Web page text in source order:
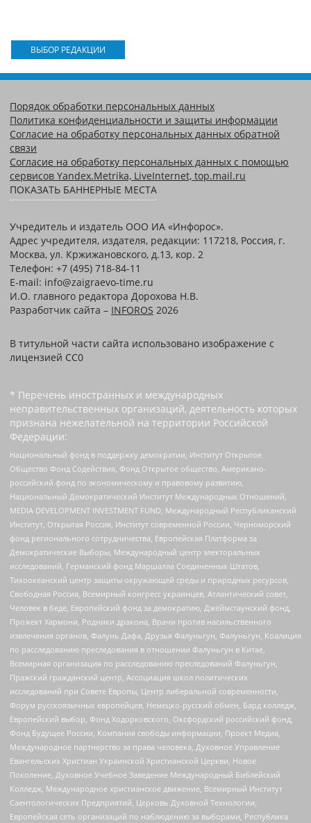
ВЫБОР РЕДАКЦИИ
Порядок обработки персональных данных
Политика конфиденциальности и защиты информации
Согласие на обработку персональных данных обратной
связи
Согласие на обработку персональных данных с помощью
сервисов Yandex.Metrika, LiveInternet, top.mail.ru
ПОКАЗАТЬ БАННЕРНЫЕ МЕСТА
Учредитель и издатель ООО ИА «Инфорос».
Адрес учредителя, издателя, редакции: 117218, Россия, г.
Москва, ул. Кржижановского, д.13, кор. 2
Телефон: +7 (495) 718-84-11
E-mail: info@zaigraevo-time.ru
И.О. главного редактора Дорохова Н.В.
Разработчик сайта – INFOROS 2026
В титульной части сайта использовано изображение с
лицензией CC0
* Перечень иностранных и международных
неправительственных организаций, деятельность которых
признана нежелательной на территории Российской
Федерации:
Национальный фонд в поддержку демократии, Институт Открытое
Общество Фонд Содействия, Фонд Открытое общество, Американо-
российский фонд по экономическому и правовому развитию,
Национальный Демократический Институт Международных Отношений,
MEDIA DEVELOPMENT INVESTMENT FUND, Международный Республиканский
Институт, Открытая Россия, Институт современной России, Черноморский
фонд регионального сотрудничества, Европейская Платформа за
Демократические Выборы, Международный центр электоральных
исследований, Германский фонд Маршалла Соединенных Штатов,
Тихоокеанский центр защиты окружающей среды и природных ресурсов,
Свободная Россия, Всемирный конгресс украинцев, Атлантический совет,
Человек в беде, Европейский фонд за демократию, Джеймстаунский фонд,
Прожект Хармони, Родники дракона, Врачи против насильственного
извлечения органов, Фалунь Дафа, Друзья Фалуньгун, Фалуньгун, Коалиция
по расследованию преследования в отношении Фалуньгун в Китае,
Всемирная организация по расследованию преследований Фалуньгун,
Пражский гражданский центр, Ассоциация школ политических
исследований при Совете Европы, Центр либеральной современности,
Форум русскоязычных европейцев, Немецко-русский обмен, Бард колледж,
Европейский выбор, Фонд Ходорковского, Оксфордский российский фонд,
Фонд Будущее России, Компания свободы информации, Проект Медиа,
Международное партнерство за права человека, Духовное Управление
Евангельских Христиан Украинской Христианской Церкви, Новое
Поколение, Духовное Учебное Заведение Международный Библейский
Колледж, Международное христианское движение, Всемирный Институт
Саентологических Предприятий, Церковь Духовной Технологии,
Европейская сеть организаций по наблюдению за выборами, Республика